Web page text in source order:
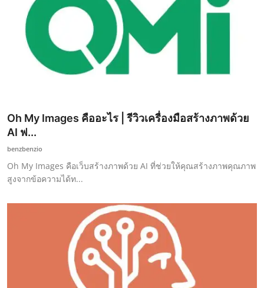
Oh My Images คืออะไร | รีวิวเครื่องมือสร้างภาพด้วย
AI ฟ...
benzbenzio
Oh My Images คือเว็บสร้างภาพด้วย AI ที่ช่วยให้คุณสร้างภาพคุณภาพ
สูงจากข้อความได้ท...